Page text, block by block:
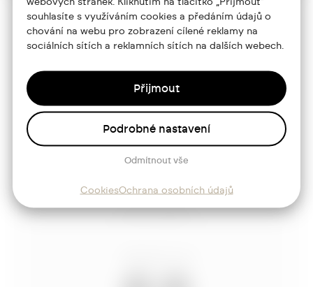
souhlasíte s využíváním cookies a předáním údajů o
chování na webu pro zobrazení cílené reklamy na
sociálních sítích a reklamních sítích na dalších webech.
Přijmout
Odmítnout vše
Podrobné nastavení
CookiesOchrana osobních údajů
Portfolio
O mně
Služby
Blog
Kontakt
+420 773 986 416